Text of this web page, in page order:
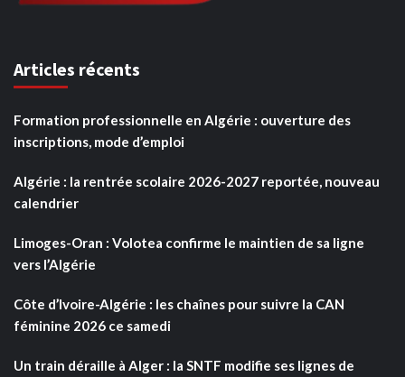
Articles récents
Formation professionnelle en Algérie : ouverture des
inscriptions, mode d’emploi
Algérie : la rentrée scolaire 2026-2027 reportée, nouveau
calendrier
Limoges-Oran : Volotea confirme le maintien de sa ligne
vers l’Algérie
Côte d’Ivoire-Algérie : les chaînes pour suivre la CAN
féminine 2026 ce samedi
Un train déraille à Alger : la SNTF modifie ses lignes de